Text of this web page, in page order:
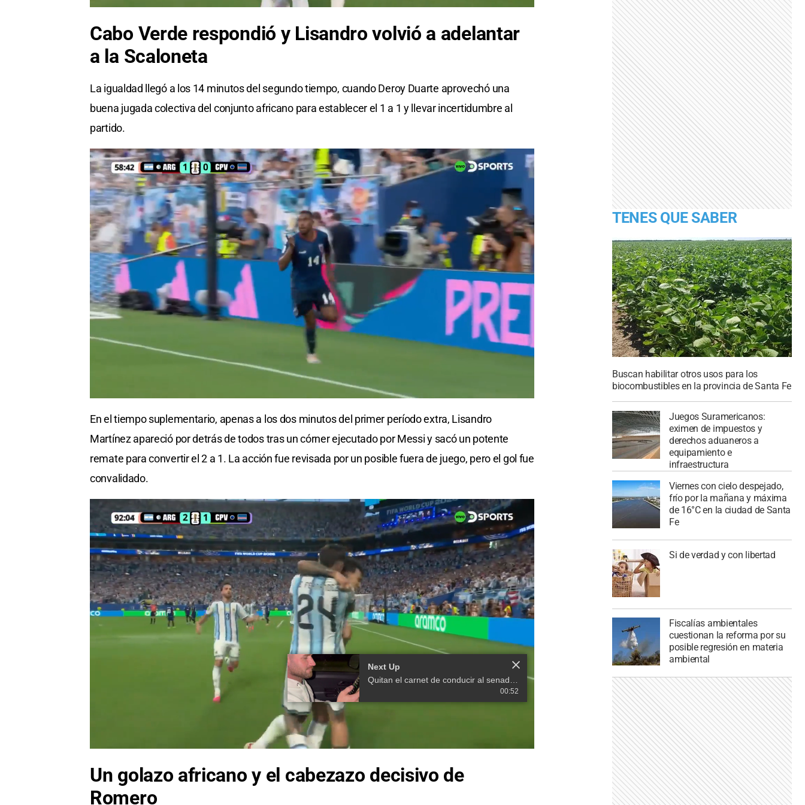
Cabo Verde respondió y Lisandro volvió a adelantar
a la Scaloneta
La igualdad llegó a los 14 minutos del segundo tiempo, cuando Deroy Duarte aprovechó una
buena jugada colectiva del conjunto africano para establecer el 1 a 1 y llevar incertidumbre al
partido.
En el tiempo suplementario, apenas a los dos minutos del primer período extra, Lisandro
Martínez apareció por detrás de todos tras un córner ejecutado por Messi y sacó un potente
remate para convertir el 2 a 1. La acción fue revisada por un posible fuera de juego, pero el gol fue
convalidado.
Un golazo africano y el cabezazo decisivo de
Romero
TENES QUE SABER
Buscan habilitar otros usos para los
biocombustibles en la provincia de Santa Fe
Juegos Suramericanos:
eximen de impuestos y
derechos aduaneros a
equipamiento e
infraestructura
Viernes con cielo despejado,
frío por la mañana y máxima
de 16°C en la ciudad de Santa
Fe
Si de verdad y con libertad
Fiscalías ambientales
cuestionan la reforma por su
posible regresión en materia
ambiental